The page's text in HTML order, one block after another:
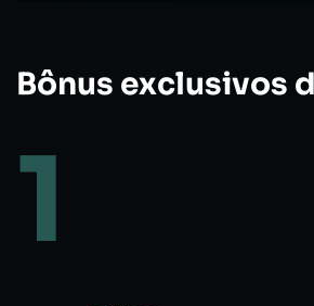
Bônus exclusivos
1